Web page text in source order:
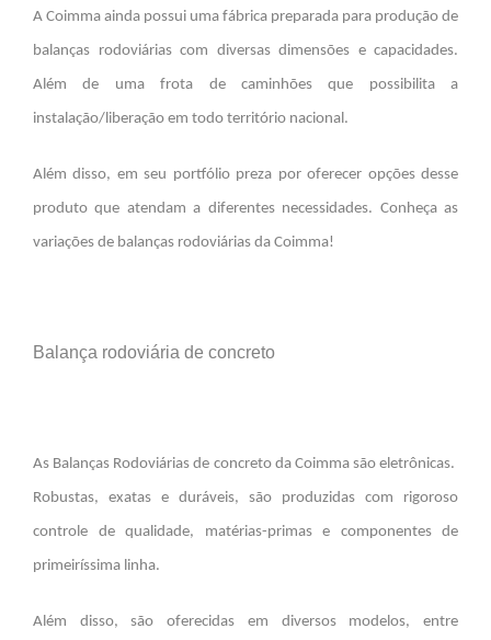
A Coimma ainda possui uma fábrica preparada para produção de
balanças rodoviárias com diversas dimensões e capacidades.
Além de uma frota de caminhões que possibilita a
instalação/liberação em todo território nacional.
Além disso, em seu portfólio preza por oferecer opções desse
produto que atendam a diferentes necessidades. Conheça as
variações de balanças rodoviárias da Coimma!
Balança rodoviária de concreto
As Balanças Rodoviárias de concreto da Coimmasão eletrônicas.
Robustas, exatas e duráveis, são produzidas com rigoroso
controle de qualidade, matérias-primas e componentes de
primeiríssima linha.
Além disso, são oferecidas em diversos modelos, entre